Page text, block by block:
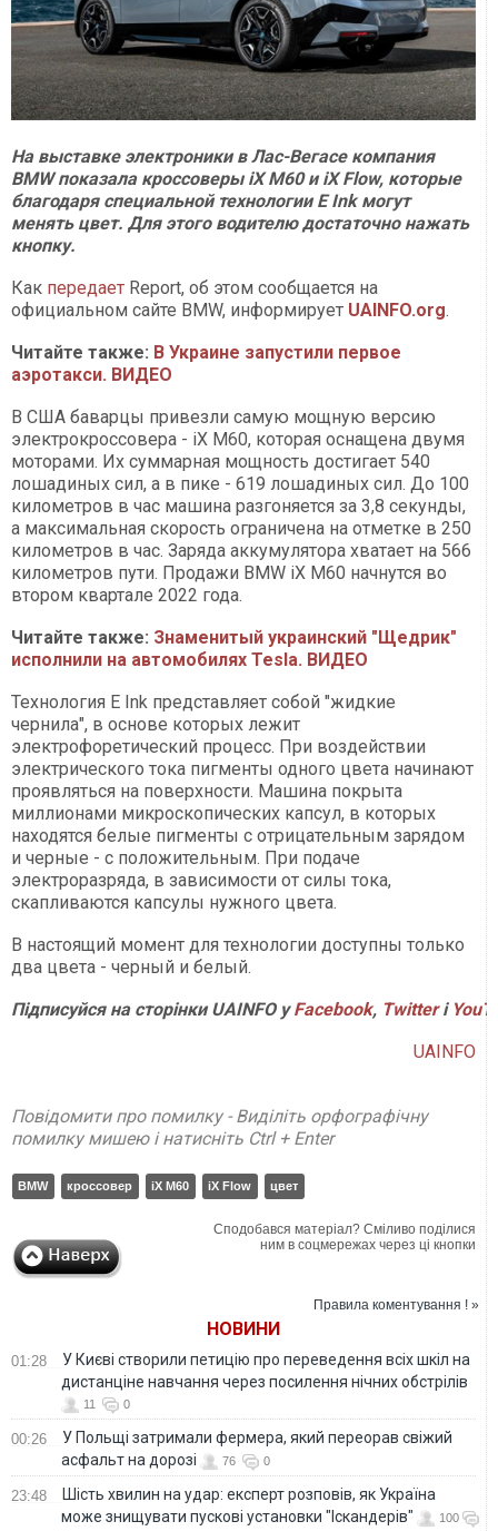
На выставке электроники в Лас-Вегасе компания
BMW показала кроссоверы iX M60 и iX Flow, которые
благодаря специальной технологии E Ink могут
менять цвет. Для этого водителю достаточно нажать
кнопку.
Как передает Report, об этом сообщается на
официальном сайте BMW, информирует UAINFO.org.
Читайте также: В Украине запустили первое
аэротакси. ВИДЕО
В США баварцы привезли самую мощную версию
электрокроссовера - iX M60, которая оснащена двумя
моторами. Их суммарная мощность достигает 540
лошадиных сил, а в пике - 619 лошадиных сил. До 100
километров в час машина разгоняется за 3,8 секунды,
а максимальная скорость ограничена на отметке в 250
километров в час. Заряда аккумулятора хватает на 566
километров пути. Продажи BMW iX M60 начнутся во
втором квартале 2022 года.
Читайте также: Знаменитый украинский "Щедрик"
исполнили на автомобилях Tesla. ВИДЕО
Технология E Ink представляет собой "жидкие
чернила", в основе которых лежит
электрофоретический процесс. При воздействии
электрического тока пигменты одного цвета начинают
проявляться на поверхности. Машина покрыта
миллионами микроскопических капсул, в которых
находятся белые пигменты с отрицательным зарядом
и черные - с положительным. При подаче
электроразряда, в зависимости от силы тока,
скапливаются капсулы нужного цвета.
В настоящий момент для технологии доступны только
два цвета - черный и белый.
Підписуйся на сторінки UAINFO уFacebook, Twitterі
UAINFO
Повідомити про помилку - Виділіть орфографічну
помилку мишею і натисніть Ctrl + Enter
BMW кроссовер iX M60 iX Flow цвет
Сподобався матеріал? Сміливо поділися
ним в соцмережах через ці кнопки
Правила коментування ! »
НОВИНИ
01:28
У Києві створили петицію про переведення всіх шкіл на
дистанціне навчання через посилення нічних обстрілів
11 0
00:26
У Польщі затримали фермера, який переорав свіжий
асфальт на дорозі
76 0
23:48
Шість хвилин на удар: експерт розповів, як Україна
може знищувати пускові установки "Іскандерів"
100